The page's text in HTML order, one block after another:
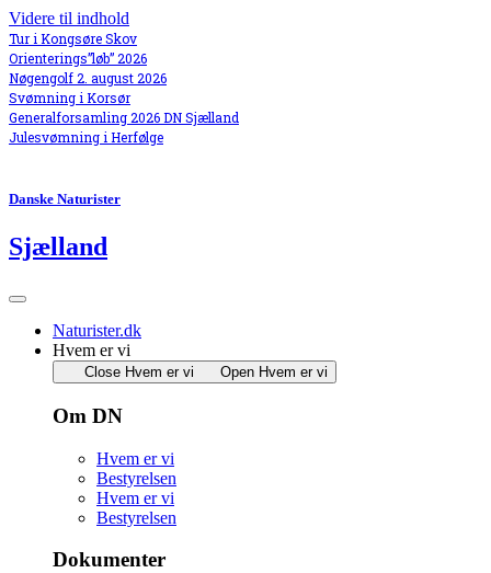
Videre til indhold
Tur i Kongsøre Skov
Orienterings”løb” 2026
Nøgengolf 2. august 2026
Svømning i Korsør
Generalforsamling 2026 DN Sjælland
Julesvømning i Herfølge
Danske Naturister
Sjælland
Naturister.dk
Hvem er vi
Close Hvem er vi Open Hvem er vi
Om DN
Hvem er vi
Bestyrelsen
Hvem er vi
Bestyrelsen
Dokumenter